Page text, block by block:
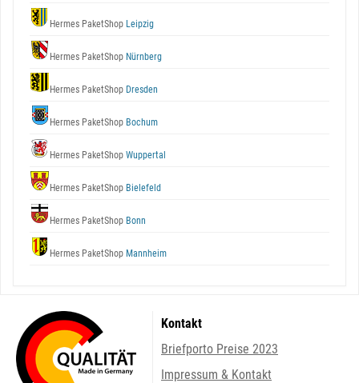
Hermes PaketShop Leipzig
Hermes PaketShop Nürnberg
Hermes PaketShop Dresden
Hermes PaketShop Bochum
Hermes PaketShop Wuppertal
Hermes PaketShop Bielefeld
Hermes PaketShop Bonn
Hermes PaketShop Mannheim
Kontakt
Briefporto Preise 2023
Impressum & Kontakt